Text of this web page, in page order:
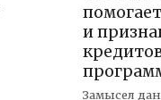
и
Замысел